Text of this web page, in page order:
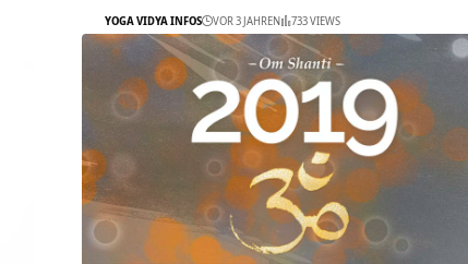
YOGA VIDYA INFOS VOR 3 JAHREN 733 VIEWS